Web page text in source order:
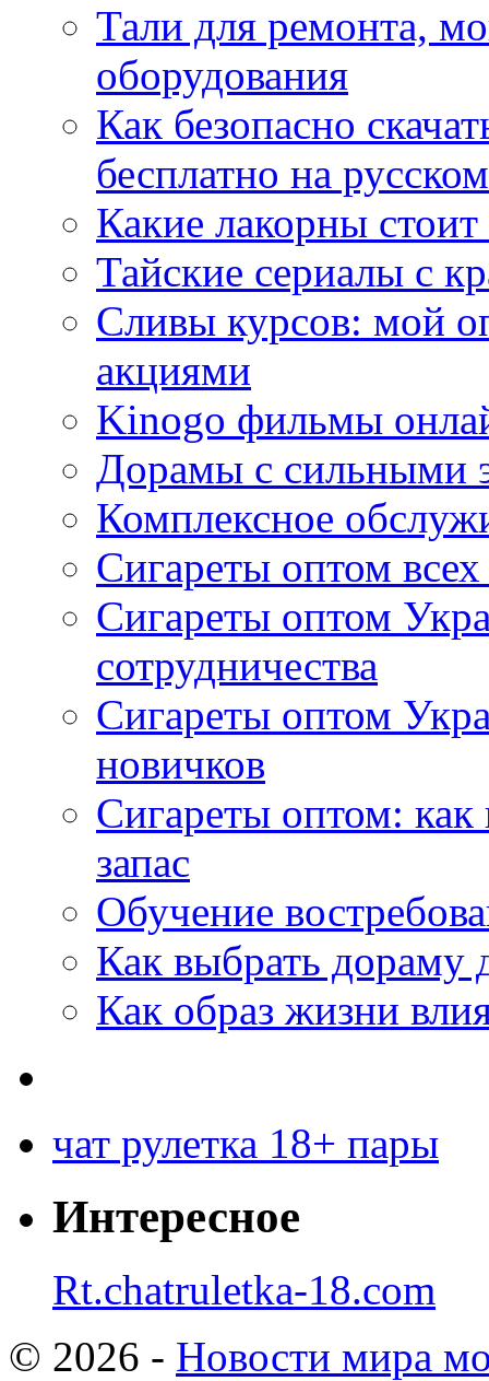
Тали для ремонта,
оборудования
Как безопасно
бесплатно на
Какие лакорны
Тайские сериалы с
Сливы курсов: мой
акциями
Kinogo фильмы
Дорамы с сильными
Комплексное
Сигареты оптом
Сигареты оптом
сотрудничества
Сигареты оптом
новичков
Сигареты оптом:
запас
Обучение
Как выбрать дораму
Как образ жизни
чат рулетка 18+ пары
Интересное
Rt.chatruletka-18.com
© 2026 - Новости мира